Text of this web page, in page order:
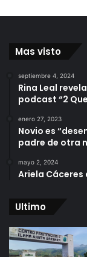
Mas visto
septiembre 4, 2024
Rina Leal
podcast “2
enero 27, 2023
Novio es
padre de otra
mayo 2, 2024
Ariela Cáceres
Ultimo